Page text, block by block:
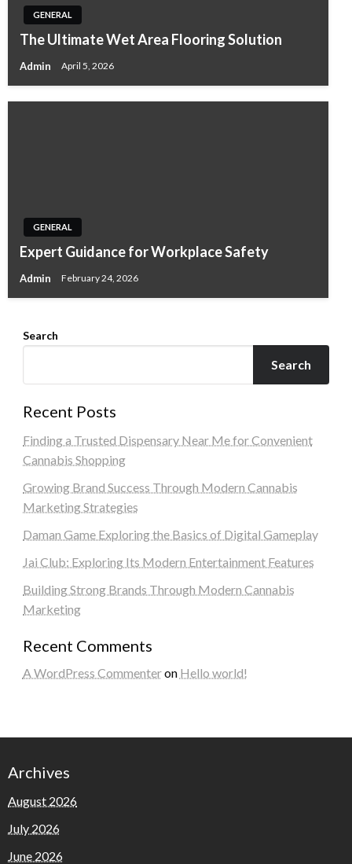
GENERAL
The Ultimate Wet Area Flooring Solution
Admin April 5, 2026
GENERAL
Expert Guidance for Workplace Safety
Admin February 24, 2026
Search
Search
Recent Posts
Finding a Trusted Dispensary Near Me for Convenient
Cannabis Shopping
Growing Brand Success Through Modern Cannabis
Marketing Strategies
Daman Game Exploring the Basics of Digital Gameplay
Jai Club: Exploring Its Modern Entertainment Features
Building Strong Brands Through Modern Cannabis
Marketing
Recent Comments
A WordPress Commenteron Hello world!
Archives
August 2026
July 2026
June 2026